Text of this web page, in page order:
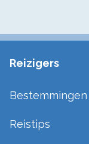
Reizigers
Bestemmingen
Reistips